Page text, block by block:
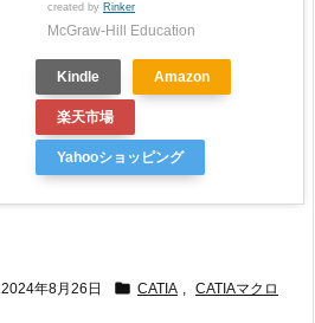
created by Rinker
McGraw-Hill Education
Kindle Amazon
楽天市場
Yahooショッピング
2024年8月26日  CATIA CATIAマクロ